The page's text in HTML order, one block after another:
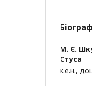
М. Є.
Стуса
к.е.н.,